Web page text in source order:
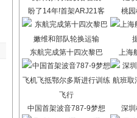
盼了14年!首架ARJ21客 桃
东航完成第十四次黎巴 上海
中国首架波音787-9梦想 深